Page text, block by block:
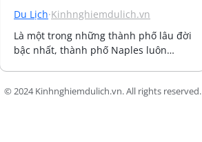
Du Lịch·Kinhnghiemdulich.vn
Là một trong những thành phố lâu đời
bậc nhất, thành phố Naples luôn…
© 2024 Kinhnghiemdulich.vn. All rights reserved.